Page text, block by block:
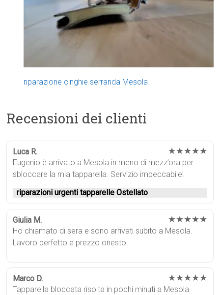
riparazione cinghie serranda Mesola
Recensioni dei clienti
Luca R. ★★★★★
Eugenio è arrivato a Mesola in meno di mezz’ora per
sbloccare la mia tapparella. Servizio impeccabile!
riparazioni urgenti tapparelle Ostellato
Giulia M. ★★★★★
Ho chiamato di sera e sono arrivati subito a Mesola.
Lavoro perfetto e prezzo onesto.
Marco D. ★★★★★
Tapparella bloccata risolta in pochi minuti a Mesola.